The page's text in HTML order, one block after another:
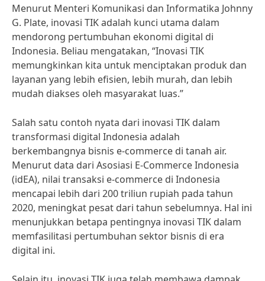
Menurut Menteri Komunikasi dan Informatika Johnny
G. Plate, inovasi TIK adalah kunci utama dalam
mendorong pertumbuhan ekonomi digital di
Indonesia. Beliau mengatakan, “Inovasi TIK
memungkinkan kita untuk menciptakan produk dan
layanan yang lebih efisien, lebih murah, dan lebih
mudah diakses oleh masyarakat luas.”
Salah satu contoh nyata dari inovasi TIK dalam
transformasi digital Indonesia adalah
berkembangnya bisnis e-commerce di tanah air.
Menurut data dari Asosiasi E-Commerce Indonesia
(idEA), nilai transaksi e-commerce di Indonesia
mencapai lebih dari 200 triliun rupiah pada tahun
2020, meningkat pesat dari tahun sebelumnya. Hal ini
menunjukkan betapa pentingnya inovasi TIK dalam
memfasilitasi pertumbuhan sektor bisnis di era
digital ini.